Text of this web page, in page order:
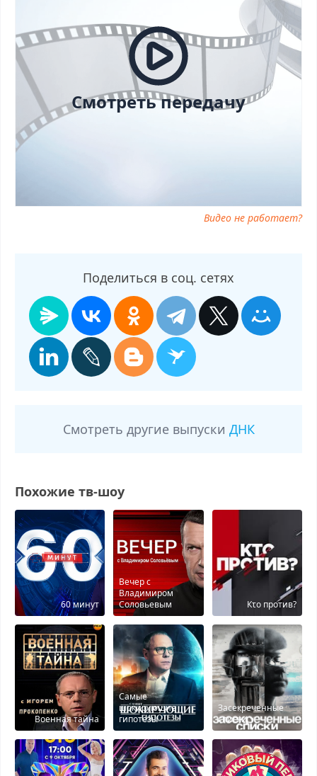
ДНК от 27.08.2025 смотреть сегодня, смотреть онлайн ДНК от
27.08.2025, ток шоу ДНК от 27.08.2025, смотреть программу
ДНК от 27.08.2025
Смотреть передачу
Видео не работает?
Поделиться в соц. сетях
Смотреть другие выпуски ДНК
Похожие тв-шоу
60 минут
Вечер с
Владимиром
Соловьевым
Кτо против?
Военная тайна
Самые
шокирующие
гипотезы
Засекреченные
списки